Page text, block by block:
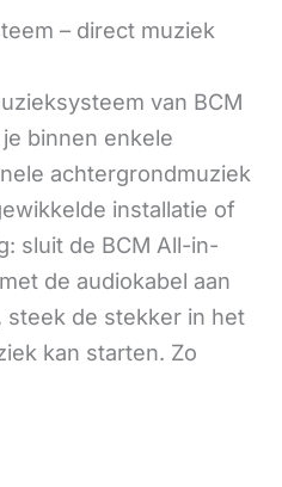
– direct muziek
van BCM
binnen enkele
achtergrondmuziek
installatie of
sluit de BCM All-in-
de audiokabel aan
steek de stekker in het
kan starten. Zo